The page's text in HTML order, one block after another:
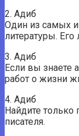
2. Адиб
Один из самых
литературы. Его
3. Адиб
Если вы знаете
работ о жизни
4. Адиб
Найдите только
писателя.